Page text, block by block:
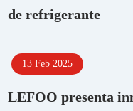
de refrigerante
13 Feb 2025
LEFOO presenta